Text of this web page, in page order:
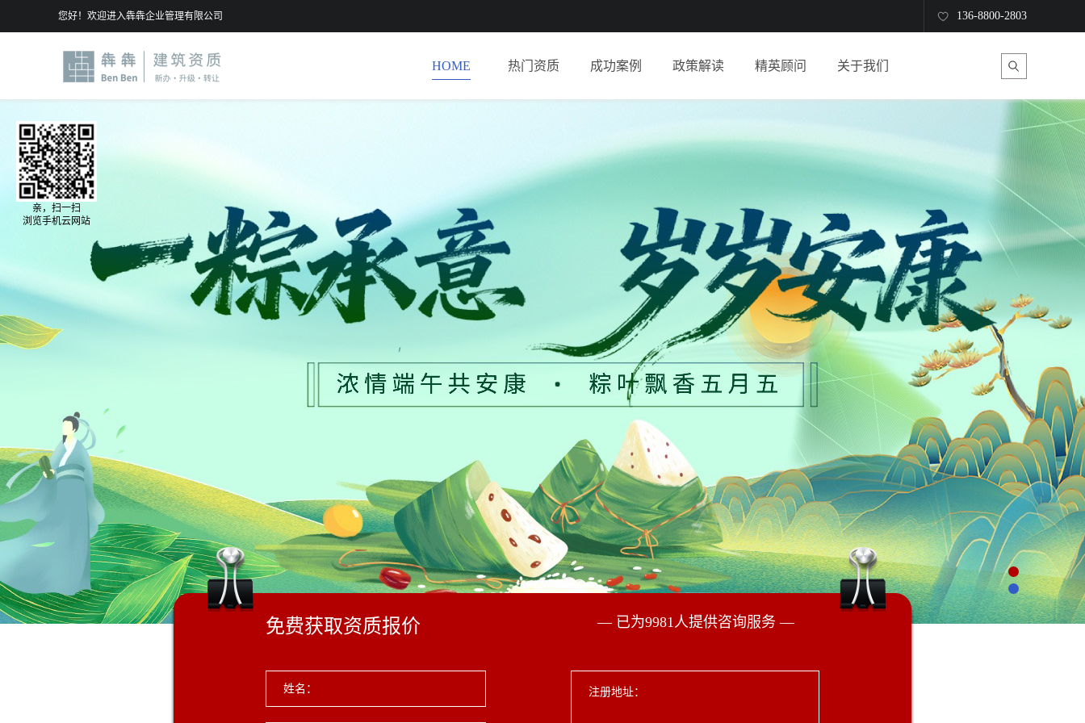
您好！欢迎进入犇犇企业管理有限公司 136-8800-2803
HOME 热门资质 成功案例 政策解读 精英顾问 关于我们
免费获取资质报价 — 已为9981人提供咨询服务 —
姓名： 注册地址：
亲，扫一扫
浏览手机云网站